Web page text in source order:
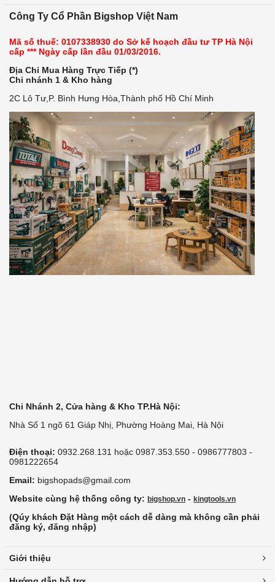
Công Ty Cổ Phần Bigshop Việt Nam
Mã số thuế: 0107338930 do Sở kế hoạch đầu tư TP Hà Nội
cấp *** Ngày cấp lần đầu 01/03/2016.
Địa Chỉ Mua Hàng Trực Tiếp (*)
Chi nhánh 1 & Kho hàng
2C Lô Tư,P. Bình Hưng Hòa,Thành phố Hồ Chí Minh
Chi Nhánh 2, Cửa hàng & Kho TP.Hà Nội:
Nhà Số 1 ngõ 61 Giáp Nhị, Phường Hoàng Mai, Hà Nội
Điện thoại: 0932.268.131 hoặc 0987.353.550 - 0986777803 -
0981222654
Email: bigshopads@gmail.com
Website cùng hệ thống công ty: bigshop.vn - kingtools.vn
(Qúy khách Đặt Hàng một cách dễ dàng mà không cần phải
đăng ký, đăng nhập)
Giới thiệu